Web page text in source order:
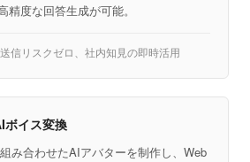
度な回答生成が可能。
信リスクゼロ、社内知見の即時活用
ボイス変換
み合わせたAIアバターを制作し、Web